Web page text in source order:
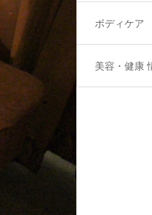
ボディケア
美容・健康